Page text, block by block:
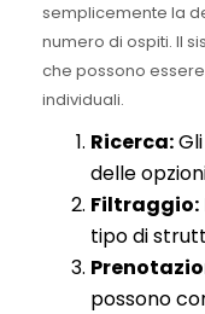
semplicemente la
numero di ospiti. Il
che possono
individuali.
Ricerca:
delle
Filtraggio:
tipo di
possono